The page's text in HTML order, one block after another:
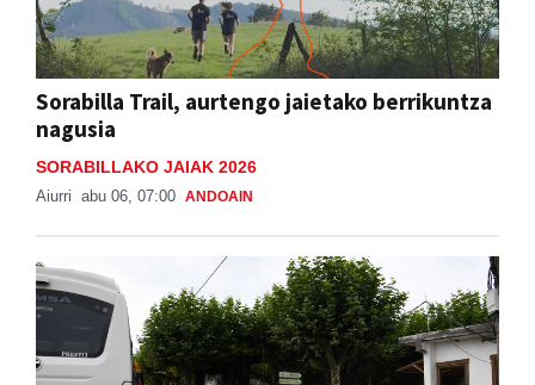
Sorabilla Trail, aurtengo jaietako berrikuntza
nagusia
SORABILLAKO JAIAK 2026
Aiurri abu 06, 07:00 ANDOAIN